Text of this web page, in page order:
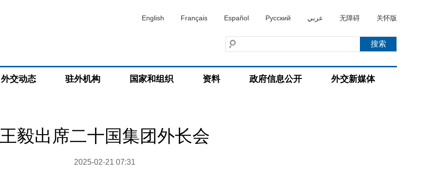
English Français Español Русский عربي 无障碍 关怀版
外交动态 驻外机构 国家和组织 资料 政府信息公开 外交新媒体
王毅出席二十国集团外长会
2025-02-21 07:31